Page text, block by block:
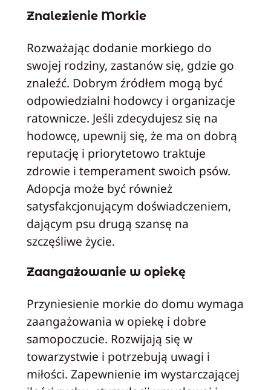
Znalezienie Morkie
Rozważając dodanie morkiego do
swojej rodziny, zastanów się, gdzie go
znaleźć. Dobrym źródłem mogą być
odpowiedzialni hodowcy i organizacje
ratownicze. Jeśli zdecydujesz się na
hodowcę, upewnij się, że ma on dobrą
reputację i priorytetowo traktuje
zdrowie i temperament swoich psów.
Adopcja może być również
satysfakcjonującym doświadczeniem,
dającym psu drugą szansę na
szczęśliwe życie.
Zaangażowanie w opiekę
Przyniesienie morkie do domu wymaga
zaangażowania w opiekę i dobre
samopoczucie. Rozwijają się w
towarzystwie i potrzebują uwagi i
miłości. Zapewnienie im wystarczającej